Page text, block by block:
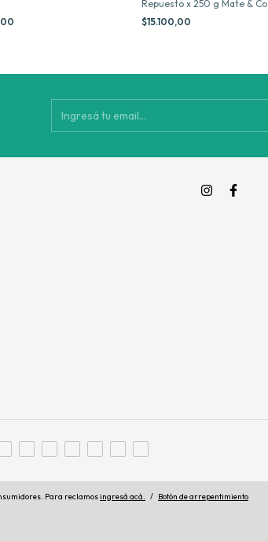
Repuesto x 250 g Mate & Co
$15.100,00
Para reclamosingresá acá. / Botón de arrepentimiento